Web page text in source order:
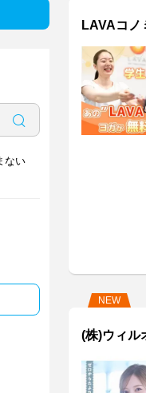
ない
LAVAコノ
NEW
(株)ウィル